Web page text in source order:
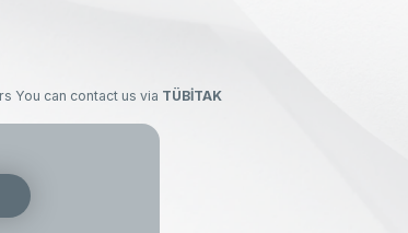
You can contact us via TÜBİTAK
All Rights Reserved.